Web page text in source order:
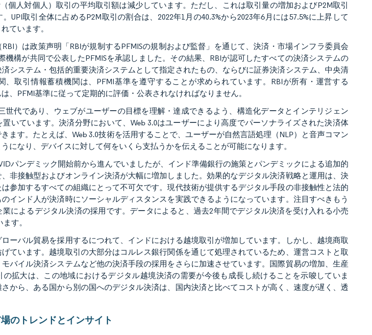
個人対個人）取引の平均取引額は減少しています。ただし、これは取引量の増加およびP2M取引
UPI取引全体に占めるP2M取引の割合は、2022年1月の40.3%から2023年6月には57.5%に上昇して
ています。
）は政策声明「RBIが規制するPFMISの規制および監督」を通じて、決済・市場インフラ委員会
機構が共同で公表したPFMISを承認しました。その結果、RBIが認可したすべての決済システムの
システム・包括的重要決済システムとして指定されたもの、ならびに証券決済システム、中央清
、取引情報蓄積機関は、PFMI基準を遵守することが求められています。RBIが所有・運営する
、PFMI基準に従って定期的に評価・公表されなければなりません。
世代であり、ウェブがユーザーの目標を理解・達成できるよう、構造化データとインテリジェン
置いています。決済分野において、Web 3.0はユーザーにより高度でパーソナライズされた決済体
ます。たとえば、Web 3.0技術を活用することで、ユーザーが自然言語処理（NLP）と音声コマン
になり、デバイスに対して何をいくら支払うかを伝えることが可能になります。
パンデミック開始前から進んでいましたが、インド準備銀行の施策とパンデミックによる追加的
非接触型およびオンライン決済が大幅に増加しました。効果的なデジタル決済戦略と運用は、決
参加するすべての組織にとって不可欠です。現代技術が提供するデジタル手段の非接触性と法的
インド人が決済時にソーシャルディスタンスを実践できるようになっています。注目すべきもう
によるデジタル決済の採用です。データによると、過去2年間でデジタル決済を受け入れる小売
す。
ーバル貿易を採用するにつれて、インドにおける越境取引が増加しています。しかし、越境商取
ています。越境取引の大部分はコルレス銀行関係を通じて処理されているため、運営コストと取
バイル決済システムなど他の決済手段の採用をさらに加速させています。国際貿易の増加、生産
拡大は、この地域におけるデジタル越境決済の需要が今後も成長し続けることを示唆していま
から、ある国から別の国へのデジタル決済は、国内決済と比べてコストが高く、速度が遅く、透
のトレンドとインサイト